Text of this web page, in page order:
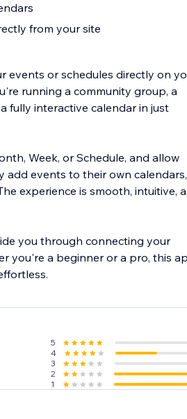
from your site
events or schedules directly on
running a community group, a
fully interactive calendar in just
Week, or Schedule, and allow
add events to their own
experience is smooth, intuitive,
you through connecting your
you're a beginner or a pro, this
5
4
3
2
1